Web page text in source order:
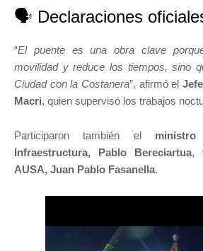
🗣️ Declaraciones
“El puente es una obra clave
movilidad y reduce los tiempos, sino
Ciudad con la Costanera”, afirmó el
Macri, quien supervisó los trabajos
Participaron también el
Infraestructura, Pablo Bereciartua,
AUSA, Juan Pablo Fasanella.